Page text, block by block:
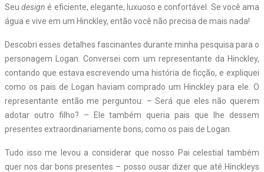
Seudesign é eficiente, elegante, luxuoso e confortável. Se você ama
água e vive em um Hinckley, então você não precisa de mais nada!
Descobri esses detalhes fascinantes durante minha pesquisa para o
personagem Logan. Conversei com um representante da Hinckley,
contando que estava escrevendo uma história de ficção, e expliquei
como os pais de Logan haviam comprado um Hinckley para ele. O
representante então me perguntou: – Será que eles não querem
adotar outro filho? – Ele também queria pais que lhe dessem
presentes extraordinariamente bons, como os pais de Logan.
Tudo isso me levou a considerar que nosso Pai celestial também
quer nos dar bons presentes – posso ousar dizer que até Hinckleys